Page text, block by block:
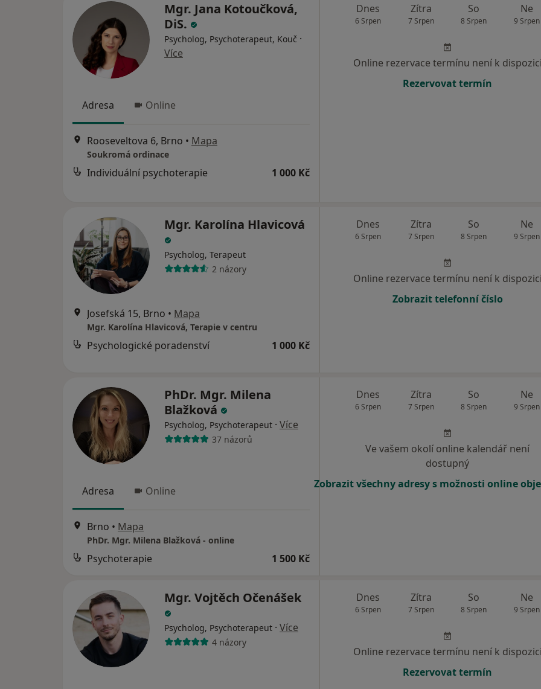
Mgr. Jana Kotoučková,
DiS.
Psycholog, Psychoterapeut, Kouč ·
Více
Adresa Online
Rooseveltova 6, Brno • Mapa
Soukromá ordinace
Individuální psychoterapie 1 000 Kč
Dnes
6 Srpen
Zítra
7 Srpen
So
8 Srpen
Ne
9 Srpen
Online rezervace termínu není k dispozici
Rezervovat termín
Mgr. Karolína Hlavicová
Psycholog, Terapeut
2 názory
Josefská 15, Brno • Mapa
Mgr. Karolína Hlavicová, Terapie v centru
Psychologické poradenství 1 000 Kč
Dnes
6 Srpen
Zítra
7 Srpen
So
8 Srpen
Ne
9 Srpen
Online rezervace termínu není k dispozici
Zobrazit telefonní číslo
PhDr. Mgr. Milena
Blažková
Psycholog, Psychoterapeut · Více
37 názorů
Adresa Online
Brno • Mapa
PhDr. Mgr. Milena Blažková - online
Psychoterapie 1 500 Kč
Dnes
6 Srpen
Zítra
7 Srpen
So
8 Srpen
Ne
9 Srpen
Ve vašem okolí online kalendář není
dostupný
Zobrazit všechny adresy s možnosti online
Mgr. Vojtěch Očenášek
Psycholog, Psychoterapeut · Více
4 názory
Dnes
6 Srpen
Zítra
7 Srpen
So
8 Srpen
Ne
9 Srpen
Online rezervace termínu není k dispozici
Rezervovat termín